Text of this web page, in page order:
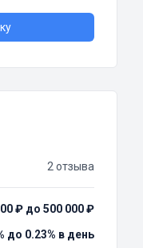
2 отзыва
₽ до 500 000 ₽
до 0.23% в день